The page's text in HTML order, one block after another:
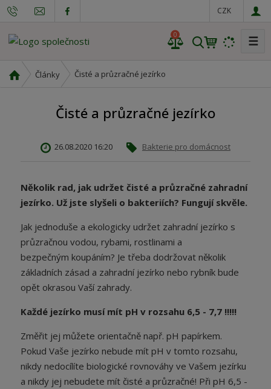
CZK
V
d
t
0 ☰
v
a
n
Články Čisté a průzračné jezírko
Čisté a průzračné jezírko
26.08.2020 16:20 Bakterie pro domácnost
Několik rad, jak udržet čisté a průzračné zahradní
jezírko. Už jste slyšeli o bakteriích? Fungují skvěle.
Jak jednoduše a ekologicky udržet zahradní jezírko s
průzračnou vodou, rybami, rostlinami a
bezpečným koupáním? Je třeba dodržovat několik
základních zásad a zahradní jezírko nebo rybník bude
opět okrasou Vaší zahrady.
Každé jezírko musí mít pH v rozsahu 6,5 - 7,7 !!!!!
Změřit jej můžete orientačně např. pH papírkem.
Pokud Vaše jezírko nebude mít pH v tomto rozsahu,
nikdy nedocílíte biologické rovnováhy ve Vašem jezírku
a nikdy jej nebudete mít čisté a průzračné! Při pH 6,5 -